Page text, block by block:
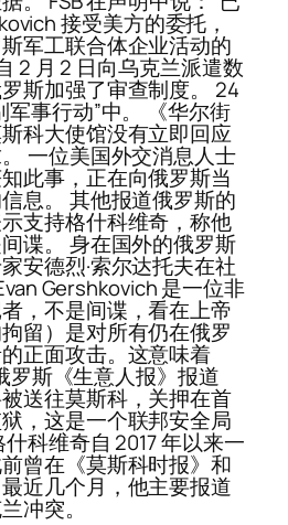
接受美方的委托，
军工联合体企业活动的
2 月 2 日向乌克兰派遣数
斯加强了审查制度。 24
军事行动”中。 《华尔街
科大使馆没有立即回应
一位美国外交消息人士
此事，正在向俄罗斯当
息。 其他报道俄罗斯的
支持格什科维奇，称他
谍。 身在国外的俄罗斯
安德烈·索尔达托夫在社
Gershkovich 是一位非
，不是间谍，看在上帝
留）是对所有仍在俄罗
正面攻击。这意味着
罗斯《生意人报》报道
送往莫斯科，关押在首
，这是一个联邦安全局
科维奇自 2017 年以来一
曾在《莫斯科时报》和
近几个月，他主要报道
冲突。